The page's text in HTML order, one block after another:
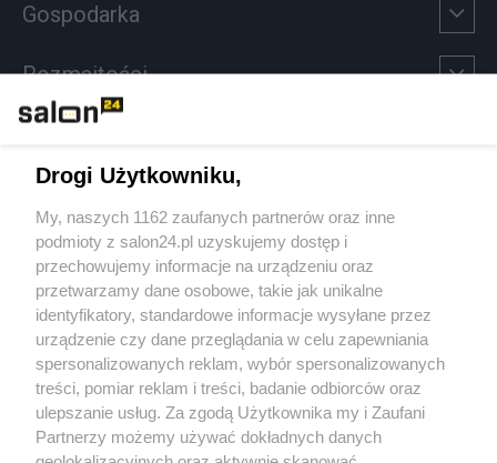
Gospodarka
Rozmaitości
Sport
Społeczeństwo
Kultura
X Facebook Instagram Youtube
Drogi Użytkowniku,
My, naszych 1162 zaufanych partnerów oraz inne
podmioty z salon24.pl uzyskujemy dostęp i
przechowujemy informacje na urządzeniu oraz
przetwarzamy dane osobowe, takie jak unikalne
identyfikatory, standardowe informacje wysyłane przez
urządzenie czy dane przeglądania w celu zapewniania
spersonalizowanych reklam, wybór spersonalizowanych
treści, pomiar reklam i treści, badanie odbiorców oraz
ulepszanie usług. Za zgodą Użytkownika my i Zaufani
Partnerzy możemy używać dokładnych danych